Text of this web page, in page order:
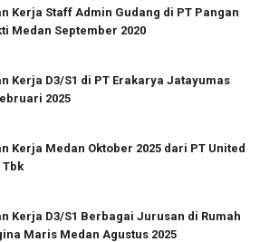
Kerja Staff Admin Gudang di PT Pangan
Medan September 2020
Kerja D3/S1 di PT Erakarya Jatayumas
2025
Kerja Medan Oktober 2025 dari PT United
Kerja D3/S1 Berbagai Jurusan di Rumah
Maris Medan Agustus 2025